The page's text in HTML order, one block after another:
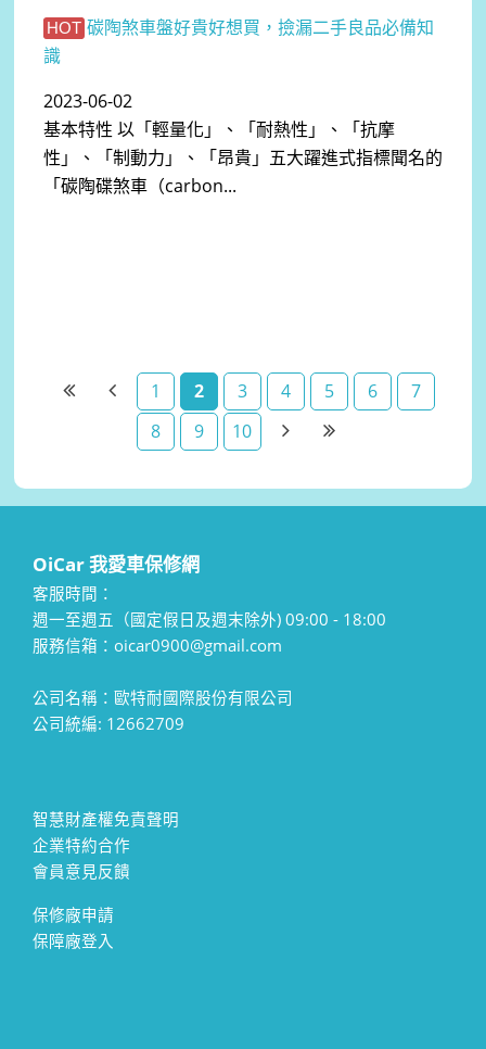
HOT 碳陶煞車盤好貴好想買，撿漏二手良品必備知
識
2023-06-02
基本特性 以「輕量化」、「耐熱性」、「抗摩
性」、「制動力」、「昂貴」五大躍進式指標聞名的
「碳陶碟煞車（carbon...
1 2 3 4 5 6
7
8
9 10
OiCar 我愛車保修網
客服時間：
週一至週五（國定假日及週末除外) 09:00 - 18:00
服務信箱：oicar0900@gmail.com
公司名稱：歐特耐國際股份有限公司
公司統編: 12662709
智慧財產權免責聲明
企業特約合作
會員意見反饋
保修廠申請
保障廠登入